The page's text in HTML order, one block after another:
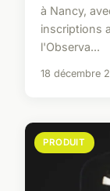
à Nancy,
inscriptions
l'Observa...
18 décembre
PRODUIT